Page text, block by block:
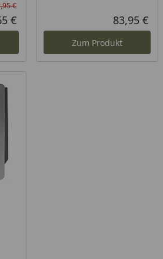
Rabatt in Prozent
Ursprünglicher Preis
€
Aktueller Preis
€ 83,95 €
Zum Produkt